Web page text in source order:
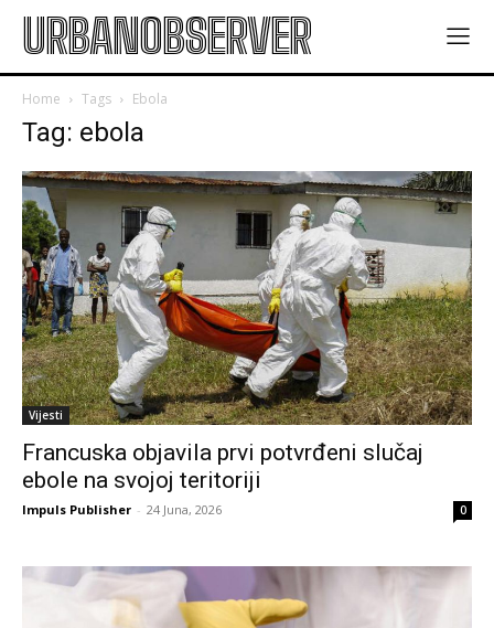
URBANOBSERVER
Home Tags Ebola
Tag: ebola
Vijesti
Francuska objavila prvi potvrđeni slučaj
ebole na svojoj teritoriji
Impuls Publisher - 24 Juna, 2026 0